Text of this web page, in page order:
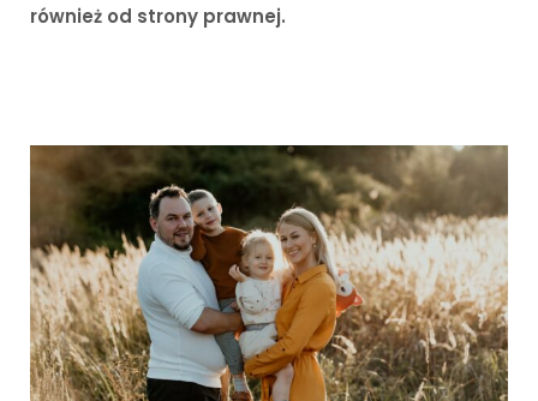
również od strony prawnej.